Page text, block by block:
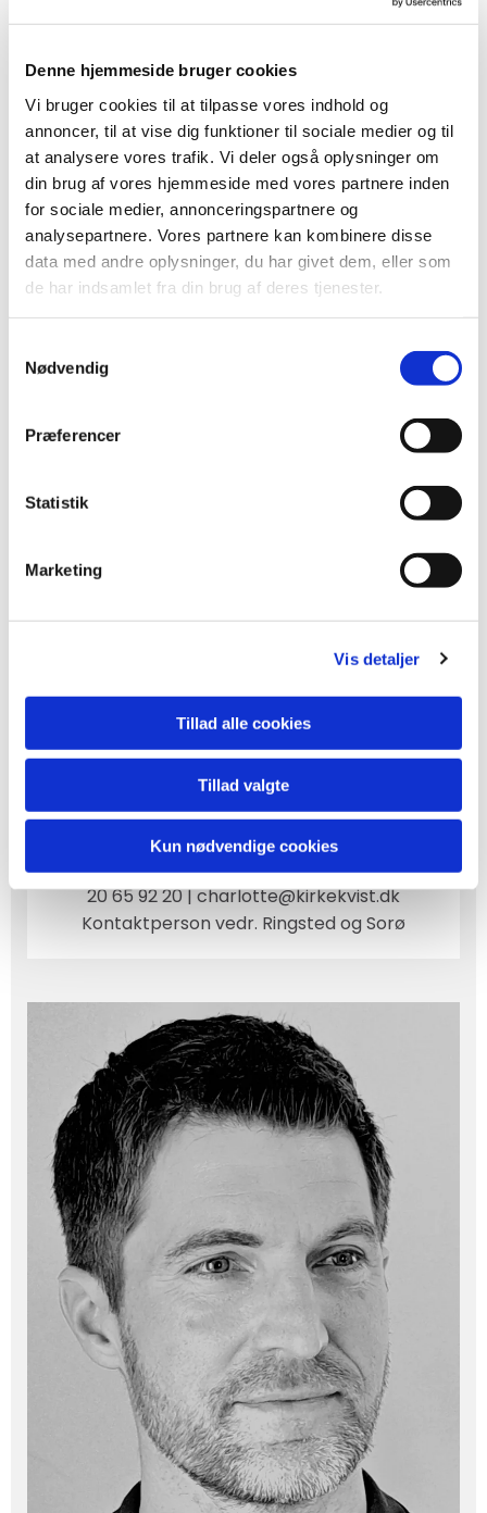
Denne hjemmeside bruger cookies
Vi bruger cookies til at tilpasse vores indhold og
annoncer, til at vise dig funktioner til sociale medier og til
at analysere vores trafik. Vi deler også oplysninger om
din brug af vores hjemmeside med vores partnere inden
for sociale medier, annonceringspartnere og
analysepartnere. Vores partnere kan kombinere disse
data med andre oplysninger, du har givet dem, eller som
de har indsamlet fra din brug af deres tjenester.
Nødvendig
Præferencer
Statistik
Marketing
Vis detaljer
Tillad alle cookies
Tillad valgte
Kun nødvendige cookies
25 71 02 15 | jesper@kirkekvist.dk
hjemmeside
Charlotte Funck Rasmussen
Religionspædagogisk konsulent (Lærer)
20 65 92 20 | charlotte@kirkekvist.dk
Kontaktperson vedr. Ringsted og Sorø